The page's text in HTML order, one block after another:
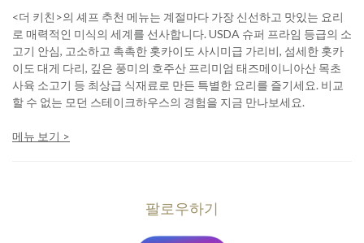
<더 키친>의 셰프 추천 메뉴는 계절마다 가장 신선하고 맛있는 요리
로 매력적인 미식의 세계를 선사합니다. USDA 슈퍼 프라임 등급의 소
고기 안심, 고소하고 촉촉한 홋카이도 사시미급 가리비, 섬세한 홋카
이도 대게 다리, 깊은 풍미의 호주산 프리미엄 태즈메이니아산 목초
사육 소고기 등 최상급 식재료로 만든 특별한 요리를 즐기세요. 비교
할 수 없는 모던 스테이크하우스의 경험을 지금 만나보세요.
메뉴 보기 >
팔로우하기